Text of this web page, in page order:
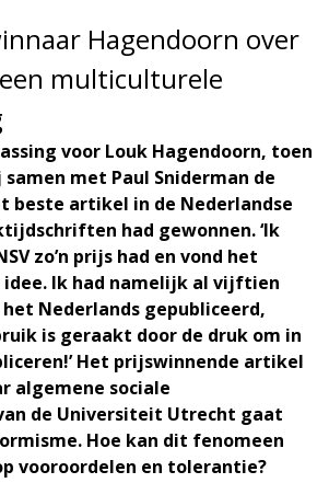
Hagendoorn over
multiculturele
voor Louk Hagendoorn, toen
met Paul Sniderman de
beste artikel in de Nederlandse
had gewonnen. ‘Ik
zo’n prijs had en vond het
idee. Ik had namelijk al vijftien
Nederlands gepubliceerd,
is geraakt door de druk om in
Het prijswinnende artikel
algemene sociale
de Universiteit Utrecht gaat
Hoe kan dit fenomeen
vooroordelen en tolerantie?